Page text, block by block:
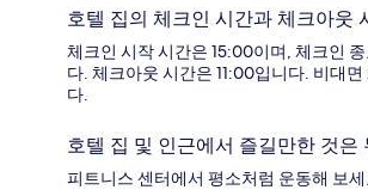
호텔 집의 체크인 시간과 체크아웃
체크인 시작 시간은 15:00이며, 체크인
다. 체크아웃 시간은 11:00입니다. 비대
다.
호텔 집 및 인근에서 즐길만한 것은
피트니스 센터에서 평소처럼 운동해 보